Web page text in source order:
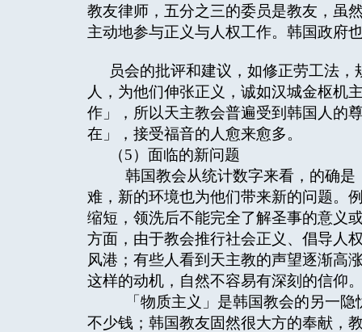
教友律师，五分之三的委员是教友，虽
主动地参与正义与人权工作。韩国政府
员会的批评和建议，如修正劳工法
人，为他们伸张正义，诚如汉城金枢机
作」，所以天主教会普遍受到韩国人的
在」，接受福音的人愈来愈多。
（5）面临的新问题
韩国教会从统计数字来看，的确是
难，新的环境也为他们带来新的问题。
缩短，领洗后不能完全了解圣事的意义
方面，由于教会推行社会正义、倡导人
风港；有些人看到天主教的声望逐渐高
这样的动机，自然不容易有深刻的信仰
「物质主义」是韩国教会的另一隐
不少钱；韩国教友固然很大方的奉献，